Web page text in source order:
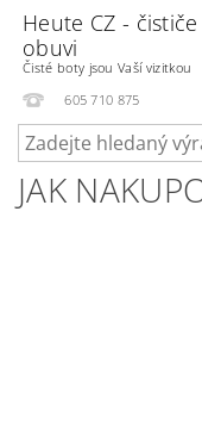
Heute CZ - čističe
obuvi
Čisté boty jsou Vaší vizitkou
605 710 875
JAK